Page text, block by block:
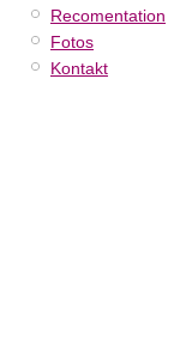
Recomentation
Fotos
Kontakt